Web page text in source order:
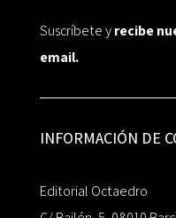
Suscríbete yrecibe
email.
INFORMACIÓN DE
Editorial Octaedro